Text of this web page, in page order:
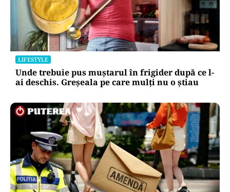
LIFESTYLE
Unde trebuie pus muștarul în frigider după ce l-
ai deschis. Greșeala pe care mulți nu o știau